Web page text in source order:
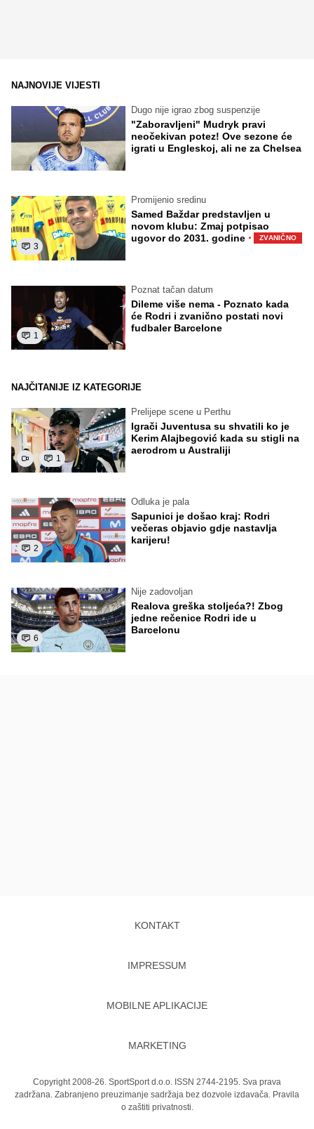
NAJNOVIJE VIJESTI
Dugo nije igrao zbog suspenzije
"Zaboravljeni" Mudryk pravi
neočekivan potez! Ove sezone će
igrati u Engleskoj, ali ne za Chelsea
3
Promijenio sredinu
Samed Baždar predstavljen u
novom klubu: Zmaj potpisao
ugovor do 2031. godine · ZVANIČNO
1
Poznat tačan datum
Dileme više nema - Poznato kada
će Rodri i zvanično postati novi
fudbaler Barcelone
NAJČITANIJE IZ KATEGORIJE
1
Prelijepe scene u Perthu
Igrači Juventusa su shvatili ko je
Kerim Alajbegović kada su stigli na
aerodrom u Australiji
2
Odluka je pala
Sapunici je došao kraj: Rodri
večeras objavio gdje nastavlja
karijeru!
6
Nije zadovoljan
Realova greška stoljeća?! Zbog
jedne rečenice Rodri ide u
Barcelonu
KONTAKT
IMPRESSUM
MOBILNE APLIKACIJE
MARKETING
Copyright 2008-26. SportSport d.o.o. ISSN 2744-2195. Sva prava
zadržana. Zabranjeno preuzimanje sadržaja bez dozvole izdavača. Pravila
o zaštiti privatnosti.